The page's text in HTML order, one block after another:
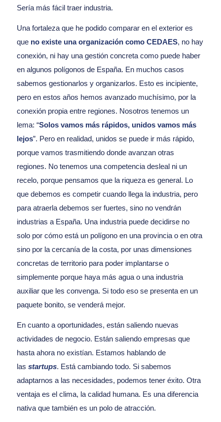
Sería más fácil traer industria.
Una fortaleza que he podido comparar en el exterior es
que no existe una organización como CEDAES, no hay
conexión, ni hay una gestión concreta como puede haber
en algunos polígonos de España. En muchos casos
sabemos gestionarlos y organizarlos. Esto es incipiente,
pero en estos años hemos avanzado muchísimo, por la
conexión propia entre regiones. Nosotros tenemos un
lema: “Solos vamos más rápidos, unidos vamos más
lejos”. Pero en realidad, unidos se puede ir más rápido,
porque vamos trasmitiendo donde avanzan otras
regiones. No tenemos una competencia desleal ni un
recelo, porque pensamos que la riqueza es general. Lo
que debemos es competir cuando llega la industria, pero
para atraerla debemos ser fuertes, sino no vendrán
industrias a España. Una industria puede decidirse no
solo por cómo está un polígono en una provincia o en otra
sino por la cercanía de la costa, por unas dimensiones
concretas de territorio para poder implantarse o
simplemente porque haya más agua o una industria
auxiliar que les convenga. Si todo eso se presenta en un
paquete bonito, se venderá mejor.
En cuanto a oportunidades, están saliendo nuevas
actividades de negocio. Están saliendo empresas que
hasta ahora no existían. Estamos hablando de
las startups. Está cambiando todo. Si sabemos
adaptarnos a las necesidades, podemos tener éxito. Otra
ventaja es el clima, la calidad humana. Es una diferencia
nativa que también es un polo de atracción.